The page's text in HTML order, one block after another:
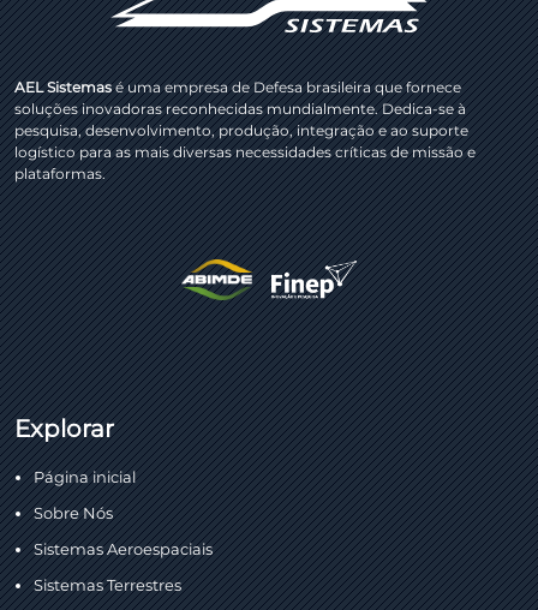
AEL Sistemasé uma empresa de Defesa brasileira que fornece
soluções inovadoras reconhecidas mundialmente. Dedica-se à
pesquisa, desenvolvimento, produção, integração e ao suporte
logístico para as mais diversas necessidades críticas de missão e
plataformas.
Explorar
Página inicial
Sobre Nós
Sistemas Aeroespaciais
Sistemas Terrestres